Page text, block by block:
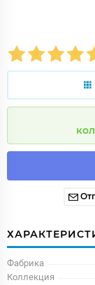
Фабрика
Коллекция